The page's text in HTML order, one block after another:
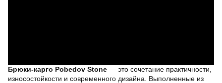
Брюки-карго Pobedov Stone — это сочетание практичности,
износостойкости и современного дизайна. Выполненные из